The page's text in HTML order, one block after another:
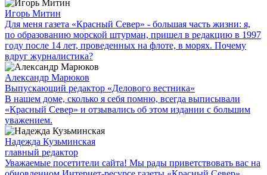
Игорь Митин
Для меня газета «Красный Север» - большая часть жизни: я,
по образованию морской штурман, пришел в редакцию в 1997
году после 14 лет, проведенных на флоте, в морях. Почему
вдруг журналистика?
Александр Марюков
Выпускающий редактор «Делового вестника»
В нашем доме, сколько я себя помню, всегда выписывали
«Красный Север» и отзывались об этом издании с большим
уважением.
Надежда Кузьминская
главный редактор
Уважаемые посетители сайта! Мы рады приветствовать вас на